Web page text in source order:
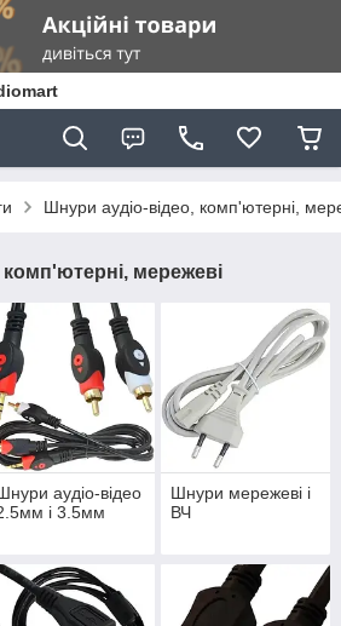
Шнури аудіо-відео, комп'ютерні,
мережеві
аудіо-відео
і 3.5мм
Шнури мережеві і
ВЧ